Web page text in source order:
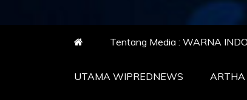
Tentang Media : WARNA
UTAMA WIPREDNEWS ARTHA